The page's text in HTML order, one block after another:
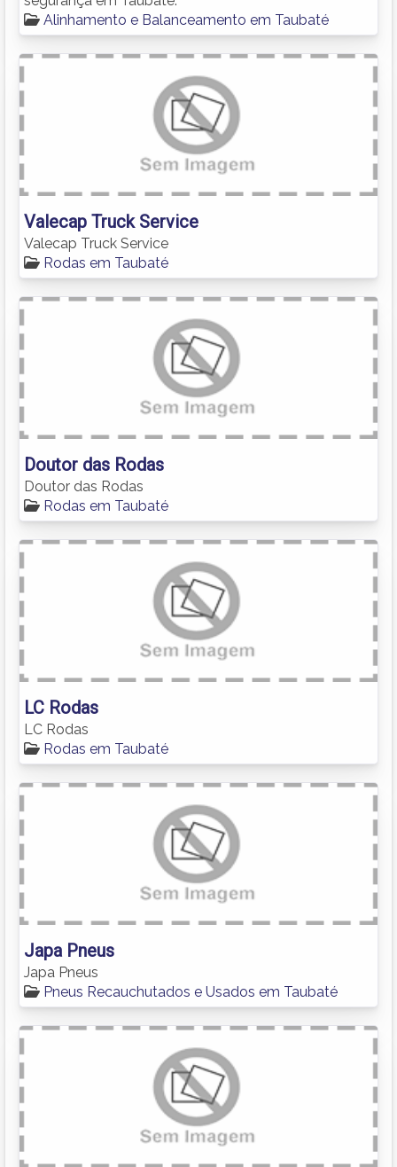
Alinhamento e Balanceamento em Taubaté
Valecap Truck Service
Valecap Truck Service
Rodas em Taubaté
Doutor das Rodas
Doutor das Rodas
Rodas em Taubaté
LC Rodas
LC Rodas
Rodas em Taubaté
Japa Pneus
Japa Pneus
Pneus Recauchutados e Usados em Taubaté